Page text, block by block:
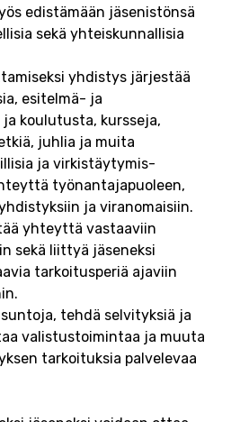
edistämään jäsenistönsä
sekä yhteiskunnallisia
yhdistys järjestää
esitelmä- ja
koulutusta, kursseja,
juhlia ja muita
ja virkistäytymis-
työnantajapuoleen,
ja viranomaisiin.
yhteyttä vastaaviin
sekä liittyä jäseneksi
tarkoitusperiä ajaviin
tehdä selvityksiä ja
valistustoimintaa ja muuta
tarkoituksia palvelevaa